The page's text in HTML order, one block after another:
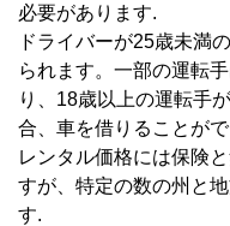
必要があります.
ドライバーが25歳未満
られます。一部の運転
り、18歳以上の運転手
合、車を借りることが
レンタル価格には保険
すが、特定の数の州と
す.